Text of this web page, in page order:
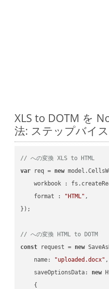
XLS to DOTM を
法: ステップバイ
// への変換 XLS to HTML
var req = new
workbook :
format : "HTML" ,
});
// への変換 HTML to DOTM
const request = new
name: "uploaded.docx" ,
saveOptionsData: new
    {